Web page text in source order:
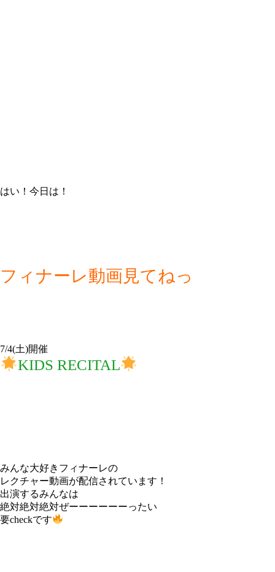
はい！今日は！
フィナーレ動画見てねっ
7/4(土)開催
KIDS RECITAL
みんな大好きフィナーレの
レクチャー動画が配信されています！
出演するみんなは
絶対絶対絶対ぜーーーーーーったい
要checkです